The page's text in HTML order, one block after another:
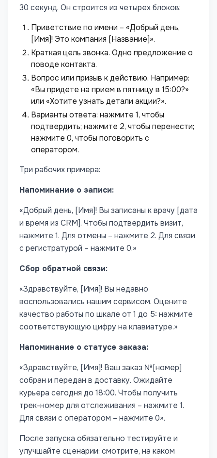
30 секунд. Он строится из четырех блоков:
Приветствие по имени – «Добрый день,
[Имя]! Это компания [Название]».
Краткая цель звонка. Одно предложение о
поводе контакта.
Вопрос или призыв к действию. Например:
«Вы придете на прием в пятницу в 15:00?»
или «Хотите узнать детали акции?».
Варианты ответа: нажмите 1, чтобы
подтвердить; нажмите 2, чтобы перенести;
нажмите 0, чтобы поговорить с
оператором.
Три рабочих примера:
Напоминание о записи:
«Добрый день, [Имя]! Вы записаны к врачу [дата
и время из CRM]. Чтобы подтвердить визит,
нажмите 1. Для отмены – нажмите 2. Для связи
с регистратурой – нажмите 0.»
Сбор обратной связи:
«Здравствуйте, [Имя]! Вы недавно
воспользовались нашим сервисом. Оцените
качество работы по шкале от 1 до 5: нажмите
соответствующую цифру на клавиатуре.»
Напоминание о статусе заказа:
«Здравствуйте, [Имя]! Ваш заказ №[номер]
собран и передан в доставку. Ожидайте
курьера сегодня до 18:00. Чтобы получить
трек-номер для отслеживания – нажмите 1.
Для связи с оператором – нажмите 0».
После запуска обязательно тестируйте и
улучшайте сценарии: смотрите, на каком